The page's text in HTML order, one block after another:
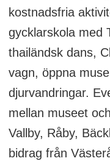
kostnadsfria
gycklarskola med
thailändsk dans,
vagn, öppna
djurvandringar.
mellan museet
Vallby, Råby,
bidrag från